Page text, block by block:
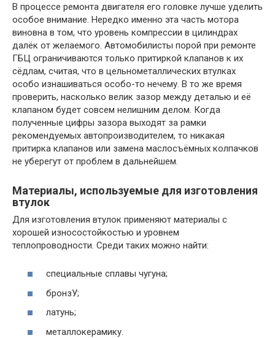
В процессе ремонта двигателя его головке лучше уделить
особое внимание. Нередко именно эта часть мотора
виновна в том, что уровень компрессии в цилиндрах
далёк от желаемого. Автомобилисты порой при ремонте
ГБЦ ограничиваются только притиркой клапанов к их
сёдлам, считая, что в цельнометаллических втулках
особо изнашиваться особо-то нечему. В то же время
проверить, насколько велик зазор между деталью и её
клапаном будет совсем нелишним делом. Когда
полученные цифры зазора выходят за рамки
рекомендуемых автопроизводителем, то никакая
притирка клапанов или замена маслосъёмных колпачков
не уберегут от проблем в дальнейшем.
Материалы, используемые для изготовления
втулок
Для изготовления втулок применяют материалы с
хорошей износостойкостью и уровнем
теплопроводности. Среди таких можно найти:
специальные сплавы чугуна;
бронзУ;
латунь;
металлокерамику.